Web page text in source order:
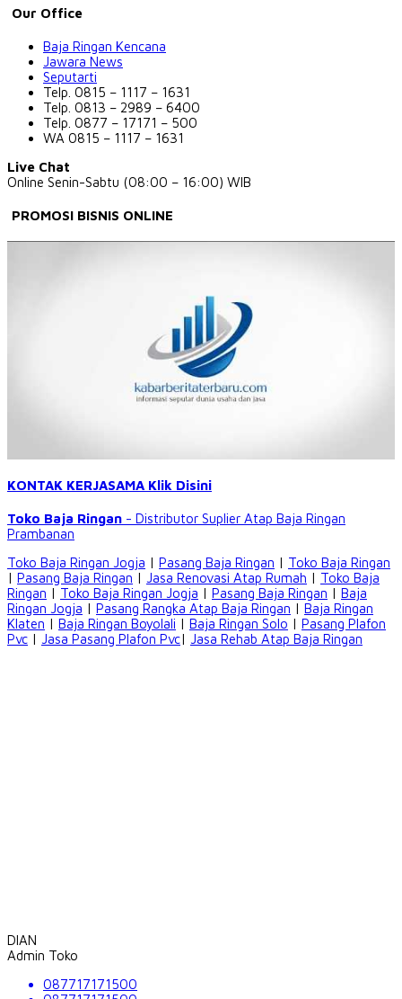
Our Office
Baja Ringan Kencana
Jawara News
Seputarti
Telp. 0815 – 1117 – 1631
Telp. 0813 – 2989 – 6400
Telp. 0877 – 17171 – 500
WA 0815 – 1117 – 1631
Live Chat
Online Senin-Sabtu (08:00 – 16:00) WIB
PROMOSI BISNIS ONLINE
KONTAK KERJASAMA Klik Disini
Toko Baja Ringan - Distributor Suplier Atap Baja Ringan
Prambanan
Toko Baja Ringan Jogja | Pasang Baja Ringan | Toko Baja Ringan
| Pasang Baja Ringan | Jasa Renovasi Atap Rumah | Toko Baja
Ringan | Toko Baja Ringan Jogja | Pasang Baja Ringan | Baja
Ringan Jogja | Pasang Rangka Atap Baja Ringan | Baja Ringan
Klaten | Baja Ringan Boyolali | Baja Ringan Solo | Pasang Plafon
Pvc | Jasa Pasang Plafon Pvc| Jasa Rehab Atap Baja Ringan
DIAN
Admin Toko
087717171500